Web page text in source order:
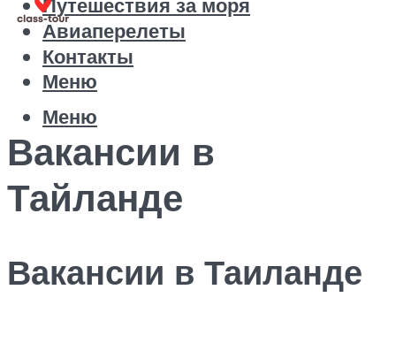
Путешествия за моря
Авиаперелеты
Контакты
Меню
Меню
Вакансии в
Тайланде
Вакансии в Таиланде